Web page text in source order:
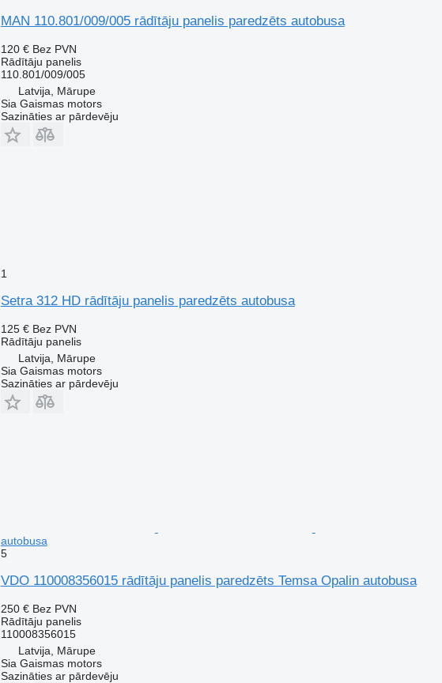
MAN 110.801/009/005 rādītāju panelis paredzēts autobusa
120 € Bez PVN
Rādītāju panelis
110.801/009/005
Latvija, Mārupe
Sia Gaismas motors
Sazināties ar pārdevēju
1
Setra 312 HD rādītāju panelis paredzēts autobusa
125 € Bez PVN
Rādītāju panelis
Latvija, Mārupe
Sia Gaismas motors
Sazināties ar pārdevēju
autobusa
5
VDO 110008356015 rādītāju panelis paredzēts Temsa Opalin autobusa
250 € Bez PVN
Rādītāju panelis
110008356015
Latvija, Mārupe
Sia Gaismas motors
Sazināties ar pārdevēju